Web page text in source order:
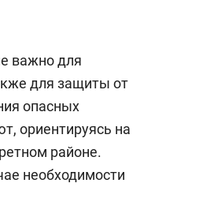
важно для
для защиты от
опасных
ориентируясь на
районе.
необходимости
с мебелью за 2
для меня это